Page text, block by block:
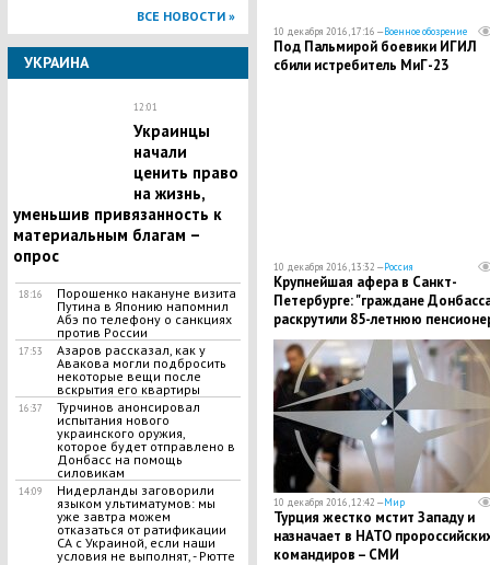
ВСЕ НОВОСТИ »
УКРАИНА
12:01
Украинцы
начали
ценить право
на жизнь,
уменьшив привязанность к
материальным благам –
опрос
18:16
Порошенко накануне визита
Путина в Японию напомнил
Абэ по телефону о санкциях
против России
17:53
Азаров рассказал, как у
Авакова могли подбросить
некоторые вещи после
вскрытия его квартиры
16:37
Турчинов анонсировал
испытания нового
украинского оружия,
которое будет отправлено в
Донбасс на помощь
силовикам
14:09
Нидерланды заговорили
языком ультиматумов: мы
уже завтра можем
отказаться от ратификации
СА с Украиной, если наши
условия не выполнят, - Рютте
10 декабря 2016, 17:16 —Военное обозрение
Под Пальмирой боевики ИГИЛ
сбили истребитель МиГ-23
10 декабря 2016, 13:32 —Россия
​Крупнейшая афера в Санкт-
Петербурге: "граждане
раскрутили 85-летнюю
на 2 миллиона
10 декабря 2016, 12:42 —Мир
Турция жестко мстит Западу и
назначает в НАТО
командиров – СМИ